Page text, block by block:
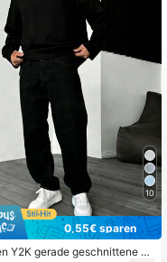
10
0,55€ sparen
Y2K gerade geschnittene ge